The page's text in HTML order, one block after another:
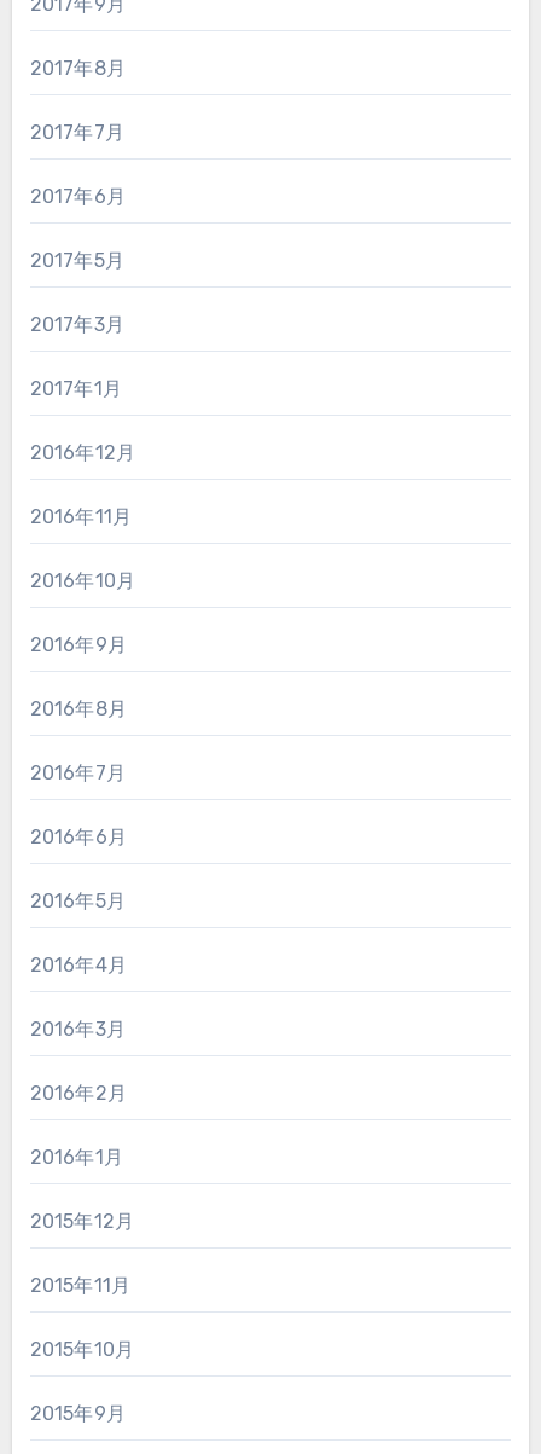
2017年8月
2017年7月
2017年6月
2017年5月
2017年3月
2017年1月
2016年12月
2016年11月
2016年10月
2016年9月
2016年8月
2016年7月
2016年6月
2016年5月
2016年4月
2016年3月
2016年2月
2016年1月
2015年12月
2015年11月
2015年10月
2015年9月